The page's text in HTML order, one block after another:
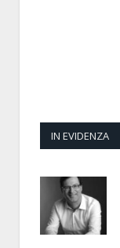
IN EVIDENZA